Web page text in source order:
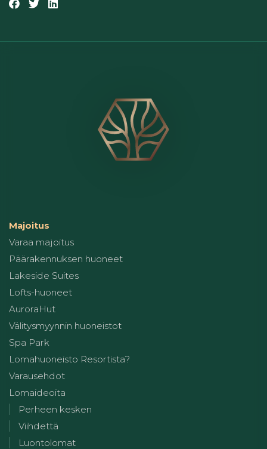
Majoitus
Varaa majoitus
Päärakennuksen huoneet
Lakeside Suites
Lofts-huoneet
AuroraHut
Välitysmyynnin huoneistot
Spa Park
Lomahuoneisto Resortista?
Varausehdot
Lomaideoita
Perheen kesken
Viihdettä
Luontolomat